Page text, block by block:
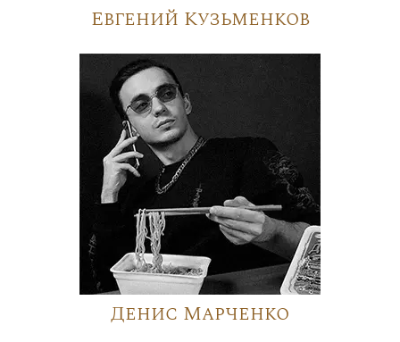
Евгений Кузьменков
Денис Марченко